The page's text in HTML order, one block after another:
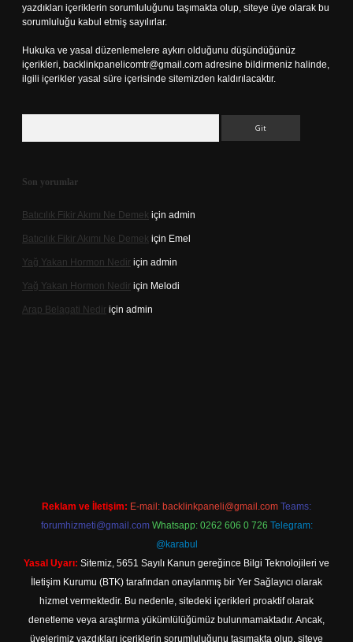
yazdıkları içeriklerin sorumluluğunu taşımakta olup, siteye üye olarak bu
sorumluluğu kabul etmiş sayılırlar.
Hukuka ve yasal düzenlemelere aykırı olduğunu düşündüğünüz
içerikleri, backlinkpanelicomtr@gmail.com adresine bildirmeniz halinde,
ilgili içerikler yasal süre içerisinde sitemizden kaldırılacaktır.
Son yorumlar
Batıcılık Fikir Akımı Ne Demek için admin
Batıcılık Fikir Akımı Ne Demek için Emel
Yağ Yakan Hormon Nedir için admin
Yağ Yakan Hormon Nedir için Melodi
Arap Belagati Nedir için admin
Reklam ve İletişim: E-mail: backlinkpaneli@gmail.com Teams:
forumhizmeti@gmail.com Whatsapp: 0262 606 0 726 Telegram:
@karabul
Yasal Uyarı: Sitemiz, 5651 Sayılı Kanun gereğince Bilgi Teknolojileri ve
İletişim Kurumu (BTK) tarafından onaylanmış bir Yer Sağlayıcı olarak
hizmet vermektedir. Bu nedenle, sitedeki içerikleri proaktif olarak
denetleme veya araştırma yükümlülüğümüz bulunmamaktadır. Ancak,
üyelerimiz yazdıkları içeriklerin sorumluluğunu taşımakta olup, siteye